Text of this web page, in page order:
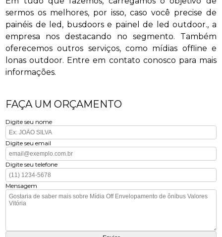
sermos os melhores, por isso, caso você precise de
painéis de led, busdoors e painel de led outdoor., a
empresa nos destacando no segmento. Também
oferecemos outros serviços, como mídias offline e
lonas outdoor. Entre em contato conosco para mais
informações.
FAÇA UM ORÇAMENTO
Digite seu nome
Digite seu email
Digite seu telefone
Mensagem